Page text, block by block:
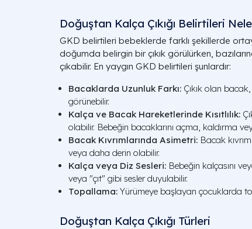
Doğuştan Kalça Çıkığı Belirtileri
GKD belirtileri bebeklerde farklı şekillerde
doğumda belirgin bir çıkık görülürken,
çıkabilir. En yaygın GKD belirtileri şunlardır:
Bacaklarda Uzunluk Farkı: Çıkık olan
görünebilir.
Kalça ve Bacak Hareketlerinde Kısıtlılık:
olabilir. Bebeğin bacaklarını açma, kaldırma
Bacak Kıvrımlarında Asimetri: Bacak
veya daha derin olabilir.
Kalça veya Diz Sesleri: Bebeğin kalçasını
veya "çıt" gibi sesler duyulabilir.
Topallama: Yürümeye başlayan çocuklarda
Doğuştan Kalça Çıkığı Türleri